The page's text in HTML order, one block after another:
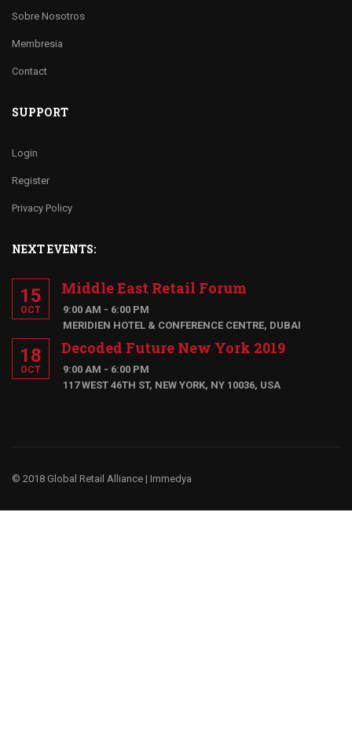
Sobre Nosotros
Membresia
Contact
SUPPORT
Login
Register
Privacy Policy
NEXT EVENTS:
15
OCT
Middle East Retail Forum
9:00 AM - 6:00 PM
MERIDIEN HOTEL & CONFERENCE CENTRE, DUBAI
18
OCT
Decoded Future New York 2019
9:00 AM - 6:00 PM
117 WEST 46TH ST, NEW YORK, NY 10036, USA
© 2018 Global Retail Alliance | Immedya